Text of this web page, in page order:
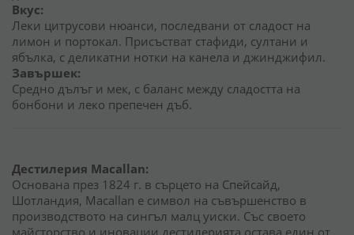
Вкус:
Леки цитрусови нюанси, последвани от сладост на
лимон и портокал. Присъстват стафиди, султани и
ябълка, с деликатни нотки на канела и джинджифил.
Завършек:
Средно дълъг и мек, с баланс между сладостта на
бонбони и леко препечен дъб.
Дестилерия Macallan:
Основана през 1824 г. в сърцето на Спейсайд,
Шотландия, Macallan е символ на съвършенство в
производството на сингъл малц уиски. Със своето
майсторство и иновации дестилерията остава един от